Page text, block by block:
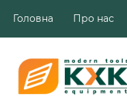
Головна Про нас